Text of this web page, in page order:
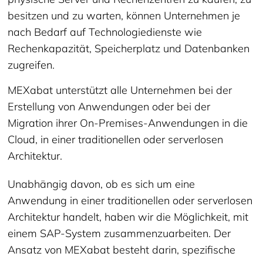
besitzen und zu warten, können Unternehmen je
nach Bedarf auf Technologiedienste wie
Rechenkapazität, Speicherplatz und Datenbanken
zugreifen.
MEXabat unterstützt alle Unternehmen bei der
Erstellung von Anwendungen oder bei der
Migration ihrer On-Premises-Anwendungen in die
Cloud, in einer traditionellen oder serverlosen
Architektur.
Unabhängig davon, ob es sich um eine
Anwendung in einer traditionellen oder serverlosen
Architektur handelt, haben wir die Möglichkeit, mit
einem SAP-System zusammenzuarbeiten. Der
Ansatz von MEXabat besteht darin, spezifische